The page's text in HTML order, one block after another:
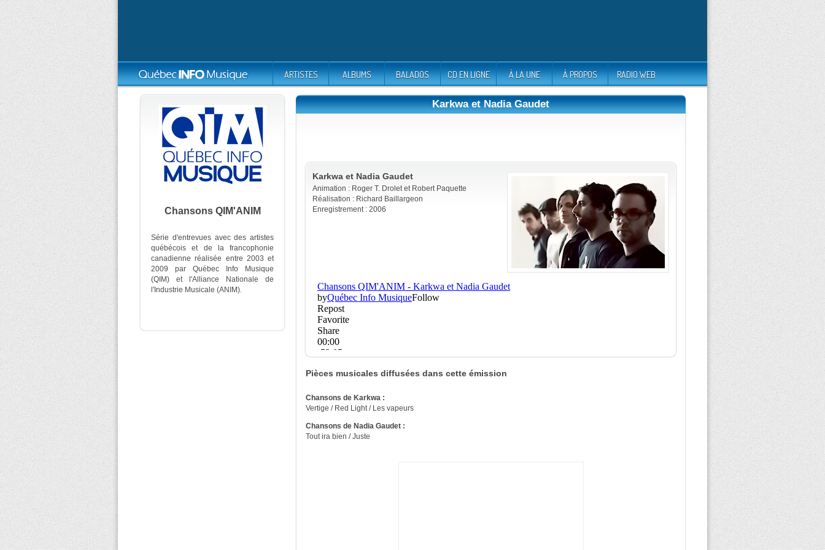
ARTISTES ALBUMS BALADOS CD EN LIGNE À LA UNE À PROPOS RADIO WEB
Chansons QIM'ANIM
Série d'entrevues avec des artistes
québécois et de la francophonie
canadienne réalisée entre 2003 et
2009 par Québec Info Musique
(QIM) et l'Alliance Nationale de
l'Industrie Musicale (ANIM).
Karkwa et Nadia Gaudet
Karkwa et Nadia Gaudet
Animation : Roger T. Drolet et Robert Paquette
Réalisation : Richard Baillargeon
Enregistrement : 2006
Pièces musicales diffusées dans cette émission
Chansons de Karkwa :
Vertige / Red Light / Les vapeurs
Chansons de Nadia Gaudet :
Tout ira bien / Juste